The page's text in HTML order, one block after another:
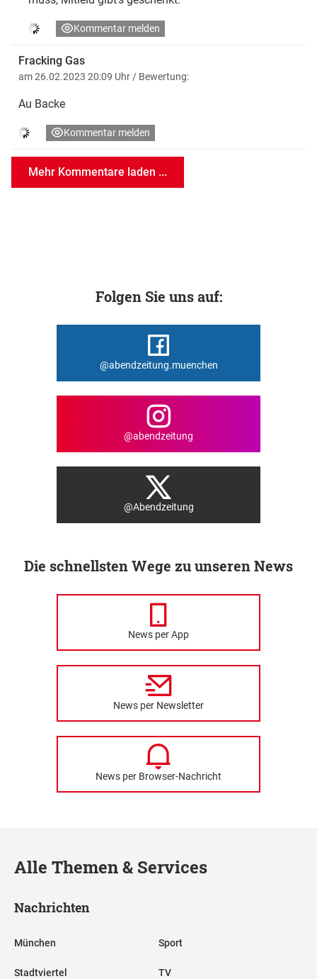
Kommentar melden
Fracking Gas
am 26.02.2023 20:09 Uhr / Bewertung:
Au Backe
Kommentar melden
Mehr Kommentare laden ...
Folgen Sie uns auf:
@abendzeitung.muenchen
@abendzeitung
@Abendzeitung
Die schnellsten Wege zu unseren News
News per App
News per Newsletter
News per Browser-Nachricht
Alle Themen & Services
Nachrichten
München
Stadtviertel
Sport
TV